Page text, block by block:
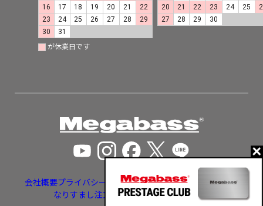
16
17 18 19 20 21
22
23
24 25 26 27 28
29
30
31
20
21 22 23 24 25
27
28 29 30
が休業日です
会社概要プライバシーポリシー特定商取引法に基づく表示
なりすまし注文・いたずら注文等への対応